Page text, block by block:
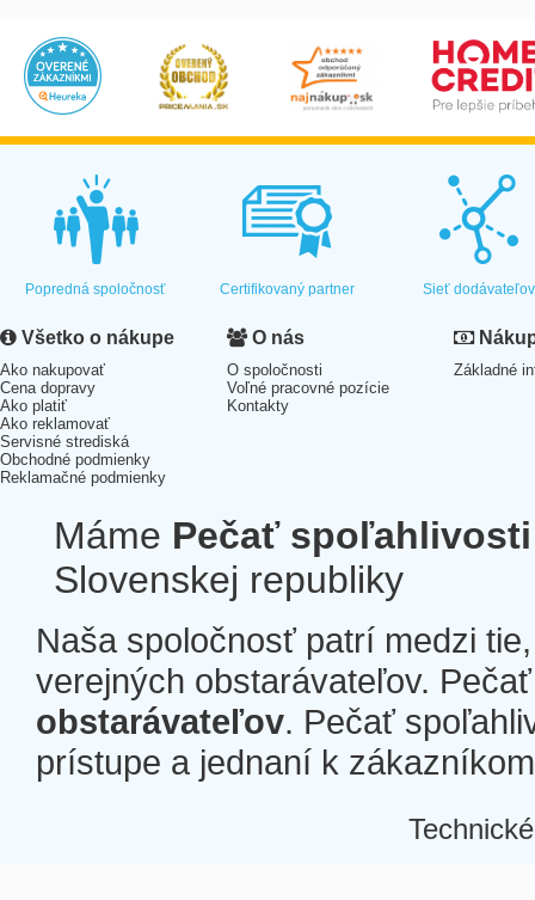
Popredná spoločnosť Certifikovaný partner Sieť dodávateľov
Všetko o nákupe
Ako nakupovať
Cena dopravy
Ako platiť
Ako reklamovať
Servisné strediská
Obchodné podmienky
Reklamačné podmienky
O nás
O spoločnosti
Voľné pracovné pozície
Kontakty
Základné
Máme Pečať spoľahlivosti
Slovenskej republiky
Naša spoločnosť patrí medzi
verejných obstarávateľov.
obstarávateľov. Pečať
prístupe a jednaní k